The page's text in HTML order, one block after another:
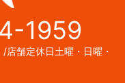
1959
舗定休日土曜・日曜・